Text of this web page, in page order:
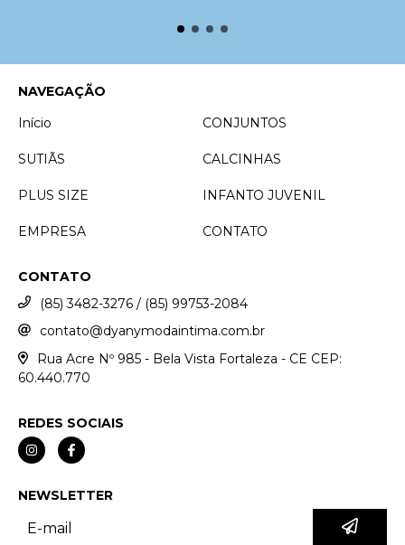
NAVEGAÇÃO
Início
CONJUNTOS
SUTIÃS CALCINHAS
PLUS SIZE INFANTO JUVENIL
EMPRESA CONTATO
CONTATO
(85) 3482-3276 / (85) 99753-2084
contato@dyanymodaintima.com.br
Rua Acre Nº 985 - Bela Vista Fortaleza - CE CEP:
60.440.770
REDES SOCIAIS
NEWSLETTER